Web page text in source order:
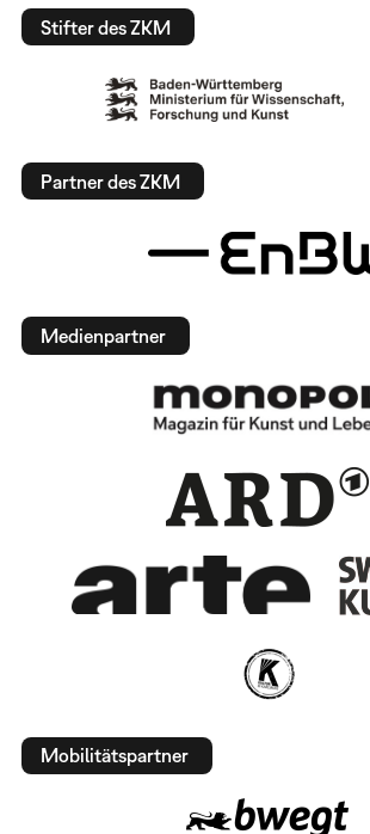
Stifter des ZKM
Partner des ZKM
Medienpartner
Mobilitätspartner